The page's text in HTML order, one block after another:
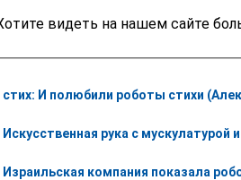
видеть на нашем сайте
стих: И полюбили роботы стихи
Искусственная рука с мускулатурой
Израильская компания показала